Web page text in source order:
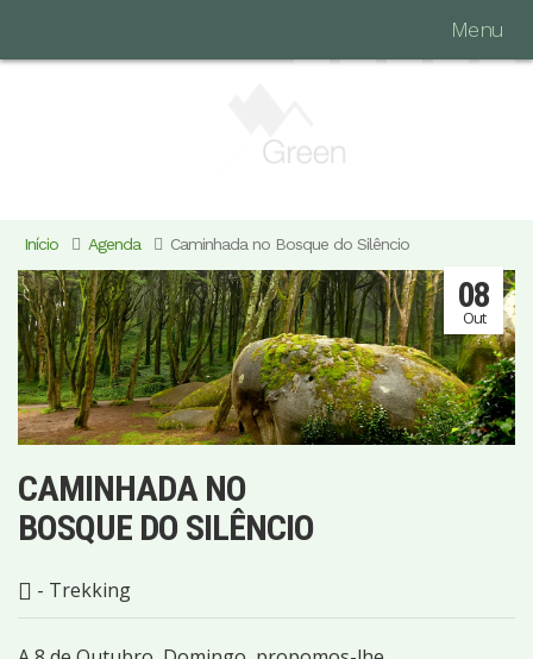
Menu
Início Agenda Caminhada no Bosque do Silêncio
CAMINHADA NO
BOSQUE DO SILÊNCIO
08
Out
- Trekking